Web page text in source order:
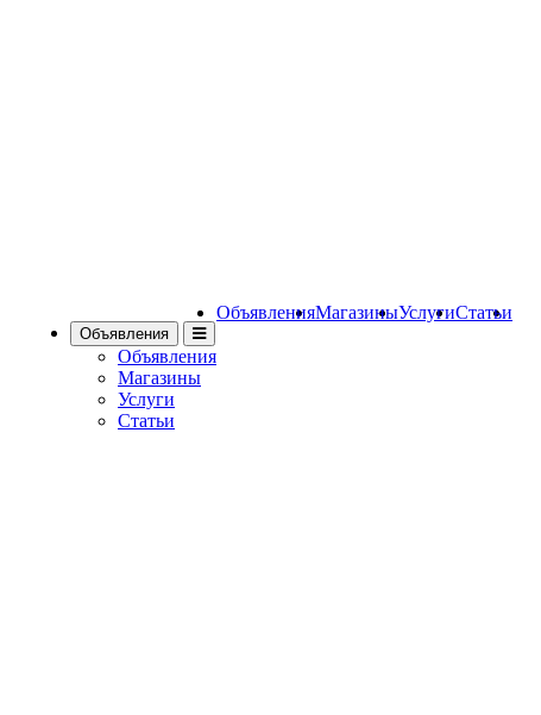
Статьи
Услуги
Магазины
Объявления
Объявления
Объявления
Магазины
Услуги
Статьи